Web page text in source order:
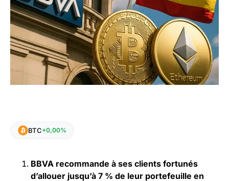
BTC+0,00%
BBVA recommande à ses clients fortunés
d’allouer jusqu’à 7 % de leur portefeuille en